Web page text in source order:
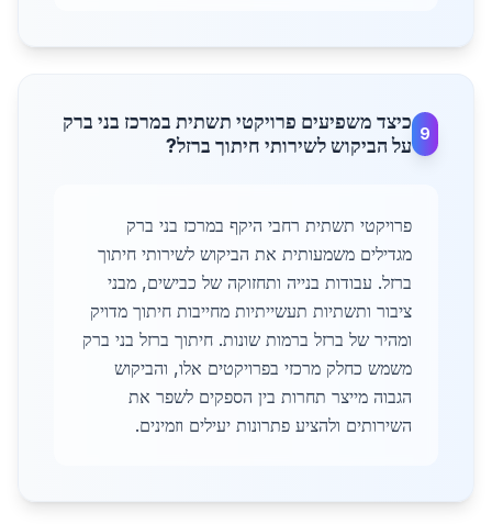
9
כיצד משפיעים פרויקטי תשתית במרכז בני ברק
על הביקוש לשירותי חיתוך ברזל?
פרויקטי תשתית רחבי היקף במרכז בני ברק
מגדילים משמעותית את הביקוש לשירותי חיתוך
ברזל. עבודות בנייה ותחזוקה של כבישים, מבני
ציבור ותשתיות תעשייתיות מחייבות חיתוך מדויק
ומהיר של ברזל ברמות שונות. חיתוך ברזל בני ברק
משמש כחלק מרכזי בפרויקטים אלו, והביקוש
הגבוה מייצר תחרות בין הספקים לשפר את
השירותים ולהציע פתרונות יעילים וזמינים.